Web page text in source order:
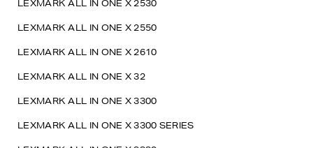
LEXMARK ALL IN ONE X 2530
LEXMARK ALL IN ONE X 2550
LEXMARK ALL IN ONE X 2610
LEXMARK ALL IN ONE X 32
LEXMARK ALL IN ONE X 3300
LEXMARK ALL IN ONE X 3300 SERIES